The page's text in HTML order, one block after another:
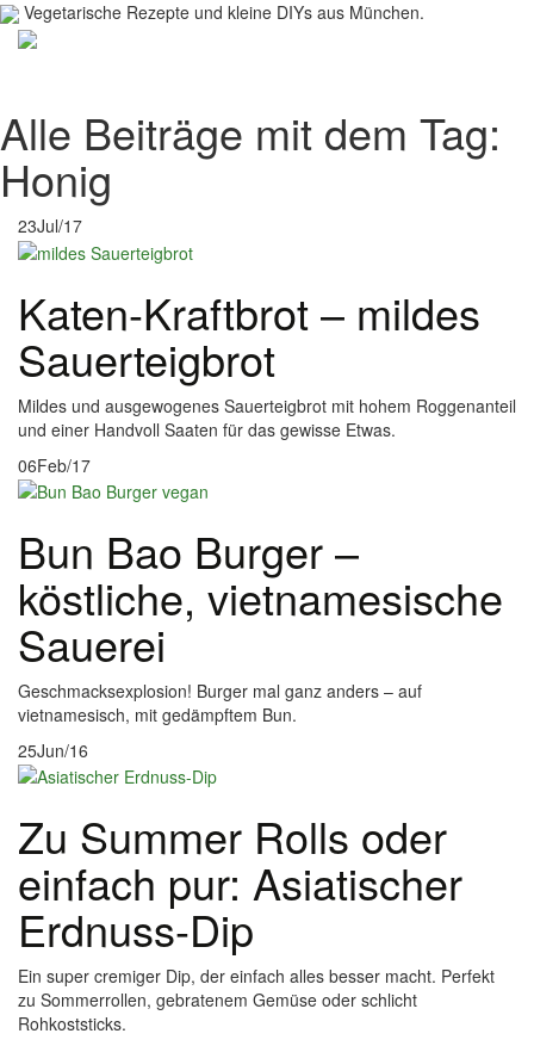
Vegetarische Rezepte und kleine DIYs aus München.
Alle Beiträge mit dem Tag:
Honig
23Jul/17
Katen-Kraftbrot – mildes
Sauerteigbrot
Mildes und ausgewogenes Sauerteigbrot mit hohem Roggenanteil
und einer Handvoll Saaten für das gewisse Etwas.
06Feb/17
Bun Bao Burger –
köstliche, vietnamesische
Sauerei
Geschmacksexplosion! Burger mal ganz anders – auf
vietnamesisch, mit gedämpftem Bun.
25Jun/16
Zu Summer Rolls oder
einfach pur: Asiatischer
Erdnuss-Dip
Ein super cremiger Dip, der einfach alles besser macht. Perfekt
zu Sommerrollen, gebratenem Gemüse oder schlicht
Rohkoststicks.